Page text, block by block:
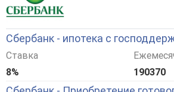
Сбербанк - ипотека с
Ставка
8%
190370